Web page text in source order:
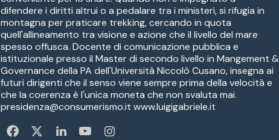
difendere i diritti altrui o a pedalare tra i ministeri, si rifugia in
montagna per praticare trekking, cercando in quota
quell'allineamento tra visione e azione che il livello del mare
spesso offusca. Docente di comunicazione pubblica e
istituzionale presso il Master di secondo livello in Mangement &
Governance della PA dell'Università Niccolò Cusano, insegna ai
futuri dirigenti che il senso viene sempre prima della velocità e
che la coerenza è l'unica moneta che non svaluta mai.
presidenza@consumerismo.it www.luigigabriele.it
Fa
Li
Yo